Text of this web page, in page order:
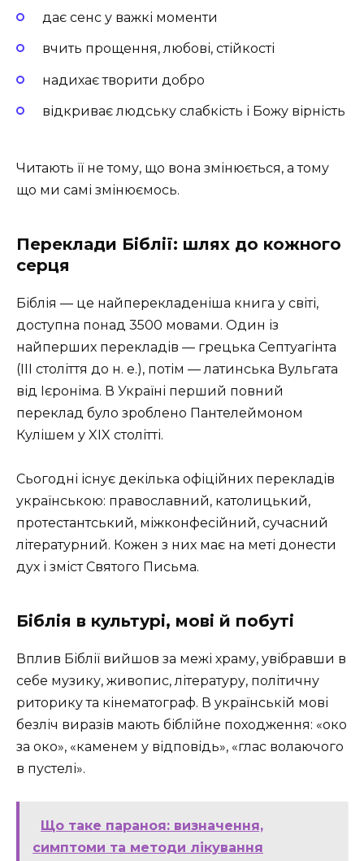
дає сенс у важкі моменти
вчить прощення, любові, стійкості
надихає творити добро
відкриває людську слабкість і Божу вірність
Читають її не тому, що вона змінюється, а тому
що ми самі змінюємось.
Переклади Біблії: шлях до кожного
серця
Біблія — це найперекладеніша книга у світі,
доступна понад 3500 мовами. Один із
найперших перекладів — грецька Септуагінта
(III століття до н. е.), потім — латинська Вульгата
від Ієроніма. В Україні перший повний
переклад було зроблено Пантелеймоном
Кулішем у XIX столітті.
Сьогодні існує декілька офіційних перекладів
українською: православний, католицький,
протестантський, міжконфесійний, сучасний
літературний. Кожен з них має на меті донести
дух і зміст Святого Письма.
Біблія в культурі, мові й побуті
Вплив Біблії вийшов за межі храму, увібравши в
себе музику, живопис, літературу, політичну
риторику та кінематограф. В українській мові
безліч виразів мають біблійне походження: «око
за око», «каменем у відповідь», «глас волаючого
в пустелі».
Що таке параноя: визначення,
симптоми та методи лікування